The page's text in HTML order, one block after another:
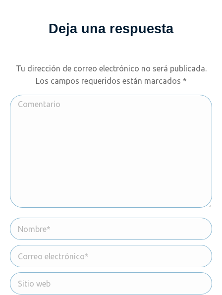
Deja una respuesta
Tu dirección de correo electrónico no será publicada.
Los campos requeridos están marcados *
Comentario
Nombre *
Correo electrónico *
Sitio web